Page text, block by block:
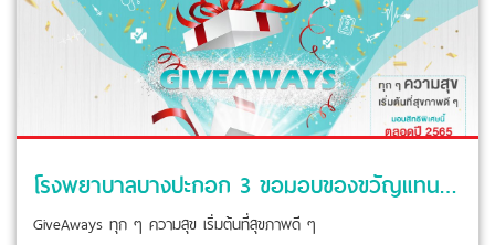
โรงพยาบาลบางปะกอก 3 ขอมอบของขวัญแทนคำขอบคุณ สำหรับผู้เข้ารับบริการกับโรงพยาบาลบางปะกอก 3 โดยใช้สิทธิประกันสุขภาพ
GiveAways ทุก ๆ ความสุข เริ่มต้นที่สุขภาพดี ๆ